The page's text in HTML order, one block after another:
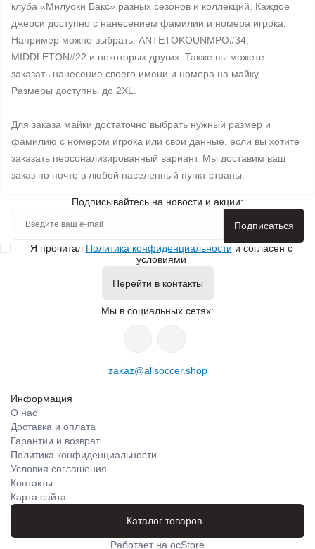
клуба «Милуоки Бакс» разных сезонов и коллекций. Каждое
джерси доступно с нанесением фамилии и номера игрока.
Например можно выбрать: ANTETOKOUNMPO#34,
MIDDLETON#22 и некоторых других. Также вы можете
заказать нанесение своего имени и номера на майку.
Размеры доступны до 2XL.
Для заказа майки достаточно выбрать нужный размер и
фамилию с номером игрока или свои данные, если вы хотите
заказать персонализированный вариант. Мы доставим ваш
заказ по почте в любой населенный пункт страны.
Подписывайтесь на новости и акции:
Подписаться
Я прочитал Политика конфиденциальности и согласен с
условиями
Перейти в контакты
Мы в социальных сетях:
zakaz@allsoccer.shop
Информация
О нас
Доставка и оплата
Гарантии и возврат
Политика конфиденциальности
Условия соглашения
Контакты
Карта сайта
Каталог товаров
Работает на ocStore